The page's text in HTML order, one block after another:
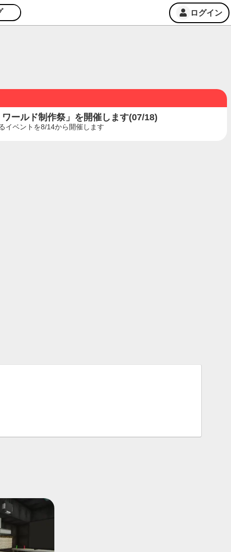
ログイン
ールド制作祭」を開催します(07/18)
イベントを8/14から開催します